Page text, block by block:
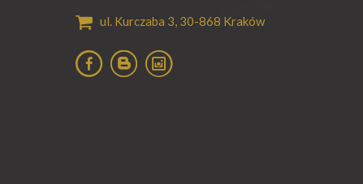
ul. Kurczaba 3, 30-868 Kraków